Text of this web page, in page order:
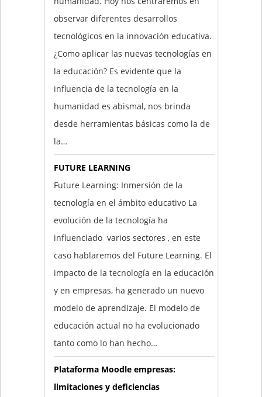
observar diferentes desarrollos
tecnológicos en la innovación educativa.
¿Como aplicar las nuevas tecnologías en
la educación? Es evidente que la
influencia de la tecnología en la
humanidad es abismal, nos brinda
desde herramientas básicas como la de
la…
FUTURE LEARNING
Future Learning: Inmersión de la
tecnología en el ámbito educativo La
evolución de la tecnología ha
influenciado varios sectores , en este
caso hablaremos del Future Learning. El
impacto de la tecnología en la educación
y en empresas, ha generado un nuevo
modelo de aprendizaje. El modelo de
educación actual no ha evolucionado
tanto como lo han hecho…
Plataforma Moodle empresas:
limitaciones y deficiencias